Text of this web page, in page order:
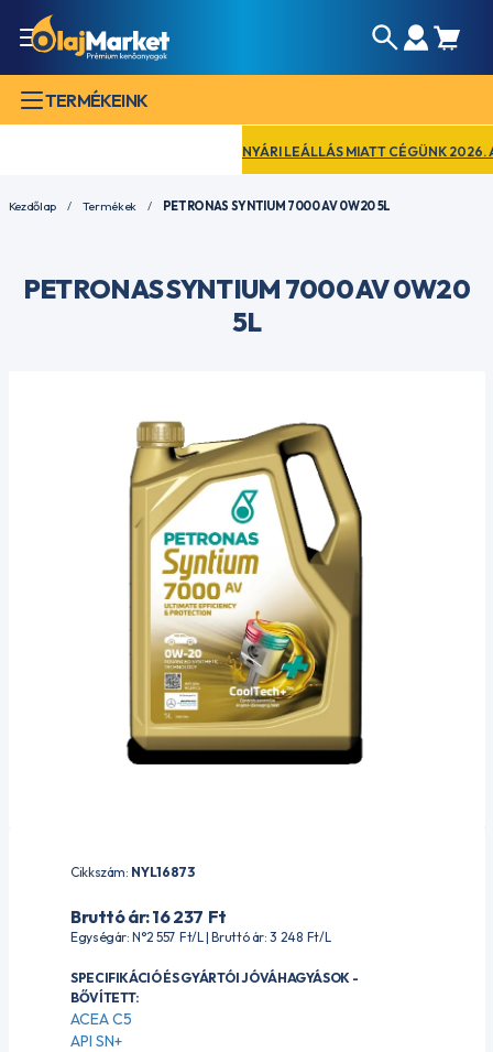
TERMÉKEINK
NYÁRI LEÁLLÁS MIATT CÉGÜNK 2026.
Kezdőlap Termékek PETRONAS SYNTIUM 7000 AV 0W20 5L
PETRONAS SYNTIUM 7000 AV 0W20
5L
Cikkszám: NYL16873
Bruttó ár: 16 237 Ft
Egységár: N°2 557 Ft/L | Bruttó ár: 3 248 Ft/L
SPECIFIKÁCIÓ ÉS GYÁRTÓI JÓVÁHAGYÁSOK -
BŐVÍTETT:
ACEA C5
API SN+